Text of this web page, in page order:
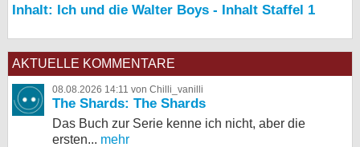
Inhalt: Ich und die Walter Boys - Inhalt Staffel 1
AKTUELLE KOMMENTARE
08.08.2026 14:11 von Chilli_vanilli
The Shards: The Shards
Das Buch zur Serie kenne ich nicht, aber die
ersten... mehr